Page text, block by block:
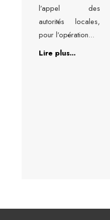
l’appel des
autorités locales,
pour l’opération...
Lire plus...